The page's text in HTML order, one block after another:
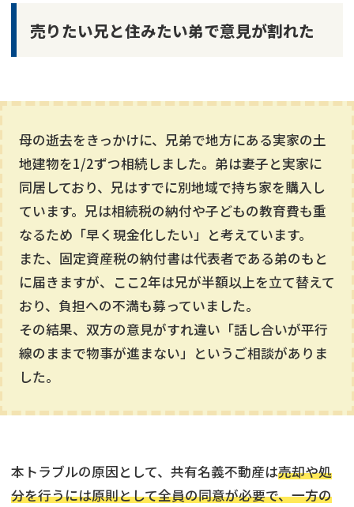
売りたい兄と住みたい弟で意見が割れた
母の逝去をきっかけに、兄弟で地方にある実家の土
地建物を1/2ずつ相続しました。弟は妻子と実家に
同居しており、兄はすでに別地域で持ち家を購入し
ています。兄は相続税の納付や子どもの教育費も重
なるため「早く現金化したい」と考えています。
また、固定資産税の納付書は代表者である弟のもと
に届きますが、ここ2年は兄が半額以上を立て替えて
おり、負担への不満も募っていました。
その結果、双方の意見がすれ違い「話し合いが平行
線のままで物事が進まない」というご相談がありま
した。
本トラブルの原因として、共有名義不動産は売却や処
分を行うには原則として全員の同意が必要で、一方の